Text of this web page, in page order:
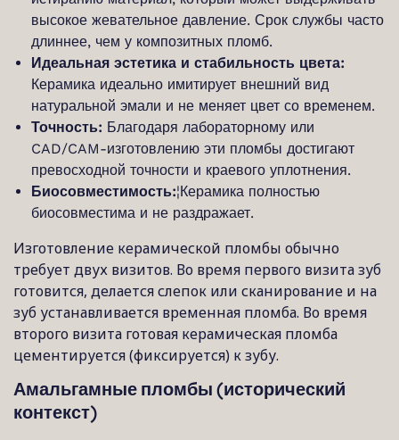
высокое жевательное давление. Срок службы часто
длиннее, чем у композитных пломб.
Идеальная эстетика и стабильность цвета:
Керамика идеально имитирует внешний вид
натуральной эмали и не меняет цвет со временем.
Точность: Благодаря лабораторному или
CAD/CAM-изготовлению эти пломбы достигают
превосходной точности и краевого уплотнения.
Биосовместимость:¦Керамика полностью
биосовместима и не раздражает.
Изготовление керамической пломбы обычно
требует двух визитов. Во время первого визита зуб
готовится, делается слепок или сканирование и на
зуб устанавливается временная пломба. Во время
второго визита готовая керамическая пломба
цементируется (фиксируется) к зубу.
Амальгамные пломбы (исторический
контекст)